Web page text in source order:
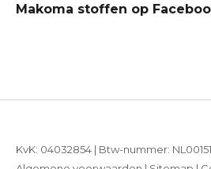
Makoma stoffen op
KvK: 04032854 | Btw-nummer: